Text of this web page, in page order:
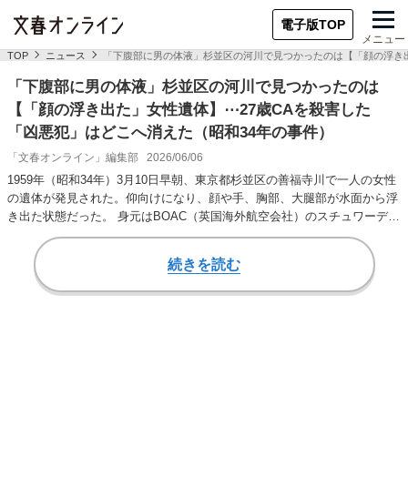
電子版TOP
メニュー
TOP ニュース 「下腹部に男の体液」杉並区の河川で見つかったのは【「顔の浮
「下腹部に男の体液」杉並区の河川で見つかったのは
【「顔の浮き出た」女性遺体】⋯27歳CAを殺害した
「凶悪犯」はどこへ消えた（昭和34年の事件）
「文春オンライン」編集部 2026/06/06
1959年（昭和34年）3月10日早朝、東京都杉並区の善福寺川で一人の女性
の遺体が発見された。仰向けになり、顔や手、胸部、大腿部が水面から浮
き出た状態だった。 身元はBOAC（英国海外航空会社）のスチュワーデ
ス、武…
続きを読む